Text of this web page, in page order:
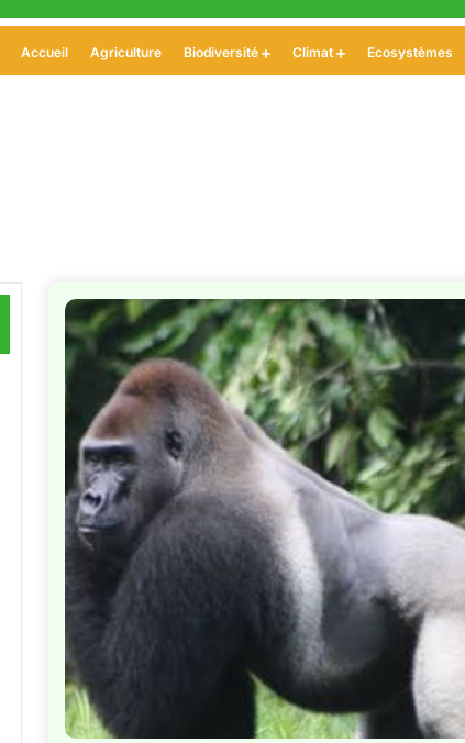
Accueil Agriculture Biodiversité Climat Ecosystèmes